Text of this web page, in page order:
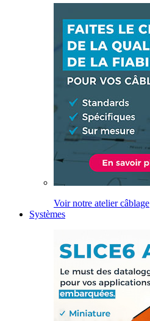
Voir notre atelier câblage
Systèmes